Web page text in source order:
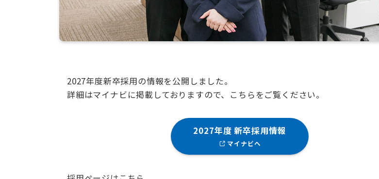
2027年度新卒採用の情報を公開しました。
詳細はマイナビに掲載しておりますので、こちらをご覧ください。
2027年度 新卒採用情報
マイナビへ